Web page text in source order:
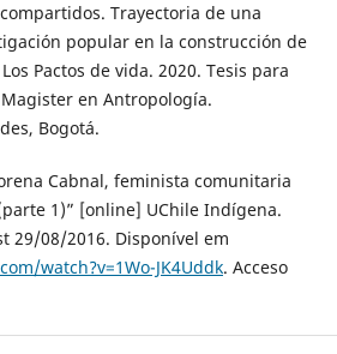
Trayectoria de una
popular en la construcción de
Pactos de vida. 2020. Tesis para
en Antropología.
Bogotá.
Cabnal, feminista comunitaria
1)” [online] UChile Indígena.
29/08/2016. Disponível em
watch?v=1Wo-JK4Uddk. Acceso